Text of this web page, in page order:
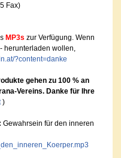
Fax)
MP3s zur Verfügung. Wenn
herunterladen wollen,
?content=danke
gehen zu 100 % an
Vereins. Danke für Ihre
)
Gewahrsein für den inneren